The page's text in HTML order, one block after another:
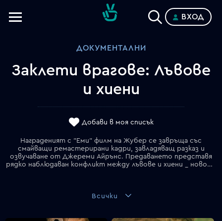
ВХОД
ДОКУМЕНТАЛНИ
Заклети врагове: Лъвове
и хиени
Добави в моя списък
Награденият с "Еми" филм на Жубер се завръща със
смайващи ремастерирани кадри, завладяващ разказ и
озвучаване от Джереми Айрънс. Предаването представя
рядко наблюдаван конфликт между лъвове и хиени _ новост за научните среди.
Всички